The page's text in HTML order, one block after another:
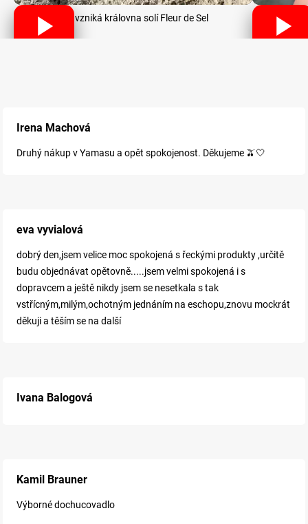
Jak vzniká královna solí Fleur de Sel
Irena Machová
Druhý nákup v Yamasu a opět spokojenost. Děkujeme 🫒🤍
eva vyvialová
dobrý den,jsem velice moc spokojená s řeckými produkty ,určitě
budu objednávat opětovně.....jsem velmi spokojená i s
dopravcem a ještě nikdy jsem se nesetkala s tak
vstřícným,milým,ochotným jednáním na eschopu,znovu mockrát
děkuji a těším se na další
Ivana Balogová
Kamil Brauner
Výborné dochucovadlo